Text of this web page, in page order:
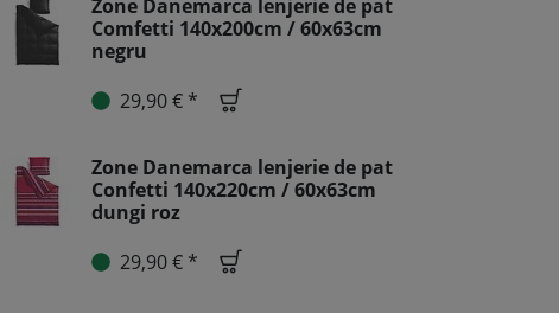
Zone Danemarca lenjerie de pat
Comfetti 140x200cm / 60x63cm
negru
29,90 € *
Zone Danemarca lenjerie de pat
Confetti 140x220cm / 60x63cm
dungi roz
29,90 € *